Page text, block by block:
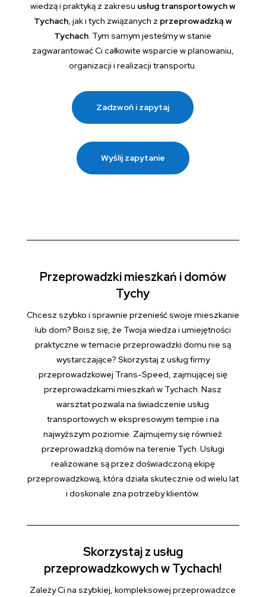
wiedzą i praktyką z zakresu usług transportowych w
Tychach, jak i tych związanych z przeprowadzką w
Tychach. Tym samym jesteśmy w stanie
zagwarantować Ci całkowite wsparcie w planowaniu,
organizacji i realizacji transportu.
Zadzwoń i zapytaj
Wyślij zapytanie
Przeprowadzki mieszkań i domów
Tychy
Chcesz szybko i sprawnie przenieść swoje mieszkanie
lub dom? Boisz się, że Twoja wiedza i umiejętności
praktyczne w temacie przeprowadzki domu nie są
wystarczające? Skorzystaj z usług firmy
przeprowadzkowej Trans-Speed, zajmującej się
przeprowadzkami mieszkań w Tychach. Nasz
warsztat pozwala na świadczenie usług
transportowych w ekspresowym tempie i na
najwyższym poziomie. Zajmujemy się również
przeprowadzką domów na terenie Tych. Usługi
realizowane są przez doświadczoną ekipę
przeprowadzkową, która działa skutecznie od wielu lat
i doskonale zna potrzeby klientów.
Skorzystaj z usług
przeprowadzkowych w Tychach!
Zależy Ci na szybkiej, kompleksowej przeprowadzce